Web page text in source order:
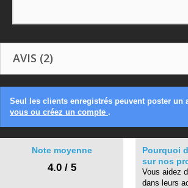
AVIS (2)
Seul les clients enregistrés peuvent poster un
vous ou créez un compte .
Note moyenne
4.0 / 5
Pourquoi
sur nos
Vous aidez
dans leurs